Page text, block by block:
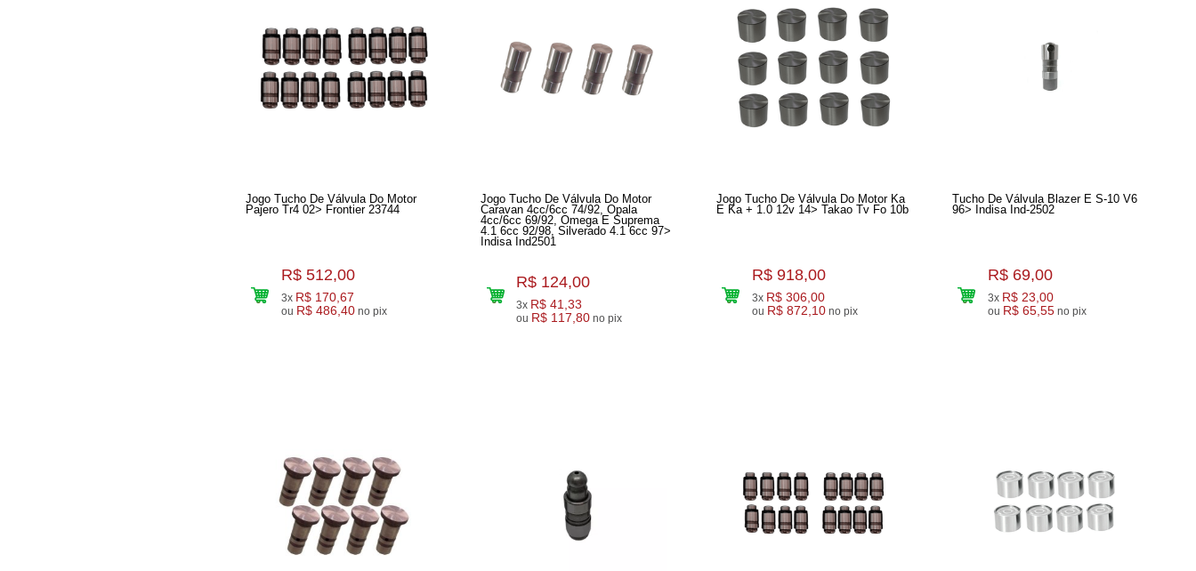
Jogo Tucho De Válvula Do Motor
Pajero Tr4 02> Frontier 23744
R$ 512,00
3x R$ 170,67
ou R$ 486,40 no pix
Jogo Tucho De Válvula Do Motor
Caravan 4cc/6cc 74/92, Opala
4cc/6cc 69/92, Omega E Suprema
4.1 6cc 92/98, Silverado 4.1 6cc 97>
Indisa Ind2501
R$ 124,00
3x R$ 41,33
ou R$ 117,80 no pix
Jogo Tucho De Válvula Do Motor Ka
E Ka + 1.0 12v 14> Takao Tv Fo 10b
R$ 918,00
3x R$ 306,00
ou R$ 872,10 no pix
Tucho De Válvula Blazer E S-10 V6
96> Indisa Ind-2502
R$ 69,00
3x R$ 23,00
ou R$ 65,55 no pix